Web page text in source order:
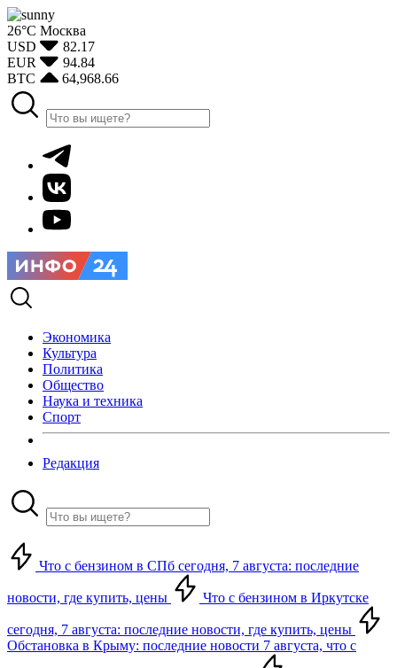
26°С Москва
USD
82.17
EUR
94.84
BTC
64,968.66
Экономика
Культура
Политика
Общество
Наука и техника
Спорт
Редакция
Что с бензином в СПб сегодня, 7 августа: последние
новости, где купить, цены Что с бензином в Иркутске
сегодня, 7 августа: последние новости, где купить, цены
Обстановка в Крыму: последние новости 7 августа, что с